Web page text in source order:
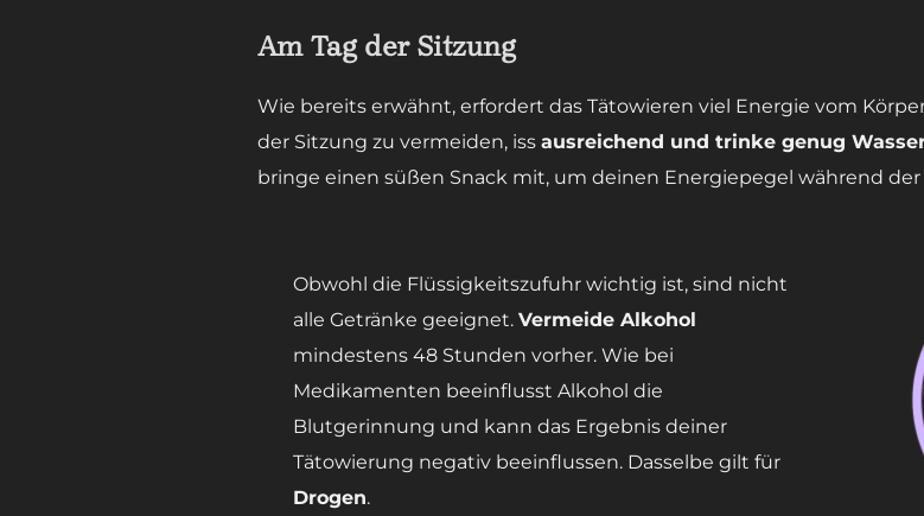
Am Tag der Sitzung
Wie bereits erwähnt, erfordert das Tätowieren viel Energie vom
der Sitzung zu vermeiden, iss ausreichend und trinke genug
bringe einen süßen Snack mit, um deinen Energiepegel während
Obwohl die Flüssigkeitszufuhr wichtig ist, sind nicht
alle Getränke geeignet. Vermeide Alkohol
mindestens 48 Stunden vorher. Wie bei
Medikamenten beeinflusst Alkohol die
Blutgerinnung und kann das Ergebnis deiner
Tätowierung negativ beeinflussen. Dasselbe gilt für
Drogen.